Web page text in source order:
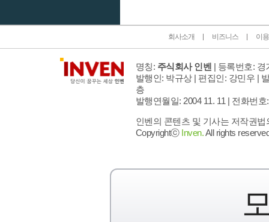
회사소개 비즈니스 이
명칭: 주식회사 인벤 | 등록번호: 경
발행인: 박규상 | 편집인: 강민우 |
층
발행연월일: 2004 11. 11 | 전화번호
인벤의 콘텐츠 및 기사는 저작권
Copyrightⓒ Inven.All rights